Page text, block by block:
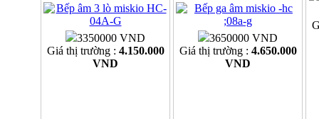
3350000 VND
Giá thị trường : 4.150.000
VND
3650000 VND
Giá thị trường : 4.650.000
VND